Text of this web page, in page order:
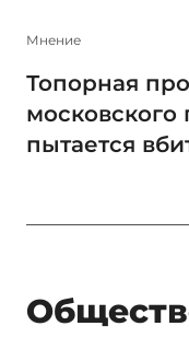
Мнение
Топорная
московского
пытается